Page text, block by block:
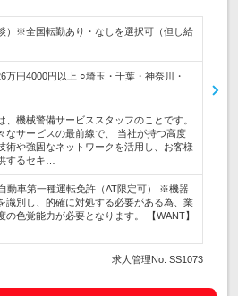
）※全国転勤あり・なしを選択可（但し給
万円4000円以上 ○埼玉・千葉・神奈川・
、機械警備サービススタッフのことです。
なサービスの最前線で、 当社が持つ高度
術や強固なネットワークを活用し、お客様
するセキ…
動車第一種運転免許（AT限定可） ※機器
識別し、的確に対処する必要がある為、業
の色覚能力が必要となります。 【WANT】
求人管理No. SS1073